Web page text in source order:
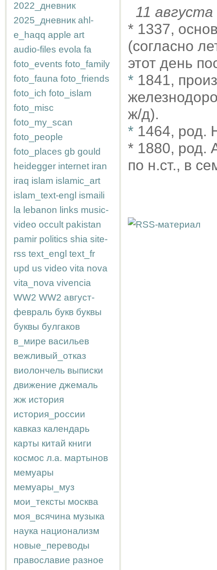
2022_дневник
2025_дневник ahl-
e_haqq apple art
audio-files evola fa
foto_events foto_family
foto_fauna foto_friends
foto_ich foto_islam
foto_misc
foto_my_scan
foto_people
foto_places gb gould
heidegger internet iran
iraq islam islamic_art
islam_text-engl ismaili
la lebanon links music-
video occult pakistan
pamir politics shia site-
rss text_engl text_fr
upd us video vita nova
vita_nova vivencia
WW2 WW2 август-
февраль букв буквы
буквы булгаков
в_мире васильев
вежливый_отказ
виолончель выписки
движение джемаль
жж история
история_россии
кавказ календарь
карты китай книги
космос л.а. мартынов
мемуары
мемуары_муз
мои_тексты москва
моя_всячина музыка
наука национализм
новые_переводы
православие разное
11
* 1337,
(согласно
этот день
* 1841,
ж/д).
* 1464, род.
* 1880, род.
по н.ст., в